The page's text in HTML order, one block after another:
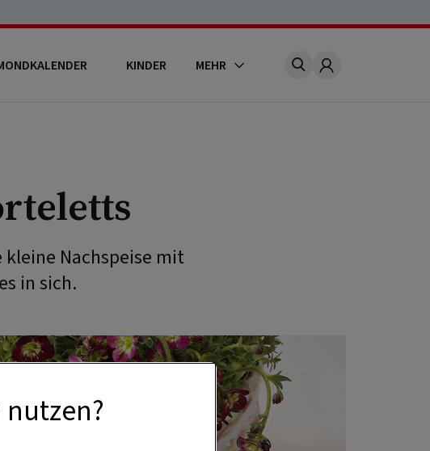
KINDER MEHR Account
Nachspeise mit
in sich.